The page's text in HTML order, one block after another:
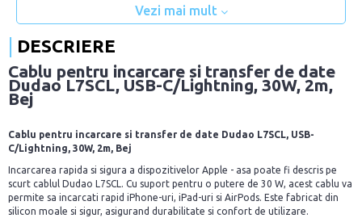
Vezi mai mult
DESCRIERE
Cablu pentru incarcare si transfer de date
Dudao L7SCL, USB-C/Lightning, 30W, 2m,
Bej
Cablu pentru incarcare si transfer de date Dudao L7SCL, USB-
C/Lightning, 30W, 2m, Bej
Incarcarea rapida si sigura a dispozitivelor Apple - asa poate fi descris pe
scurt cablul Dudao L7SCL. Cu suport pentru o putere de 30 W, acest cablu va
permite sa incarcati rapid iPhone-uri, iPad-uri si AirPods. Este fabricat din
silicon moale si sigur, asigurand durabilitate si confort de utilizare.